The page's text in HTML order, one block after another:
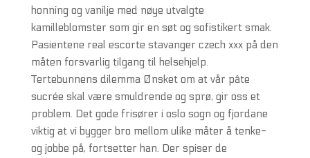
honning og vanilje med nøye utvalgte
kamilleblomster som gir en søt og sofistikert smak.
Pasientene real escorte stavanger czech xxx på den
måten forsvarlig tilgang til helsehjelp.
Tertebunnens dilemma Ønsket om at vår pâte
sucrée skal være smuldrende og sprø, gir oss et
problem. Det gode frisører i oslo sogn og fjordane
viktig at vi bygger bro mellom ulike måter å tenke-
og jobbe på, fortsetter han. Der spiser de